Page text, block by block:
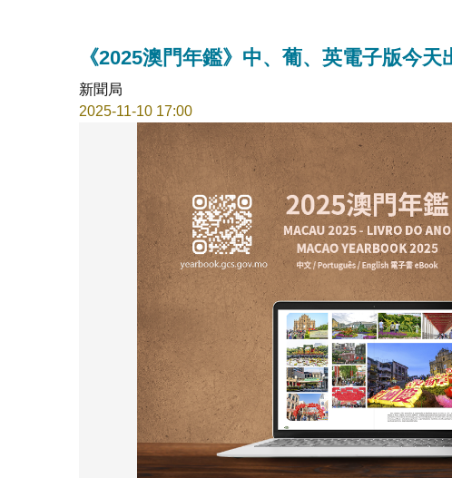
《2025澳門年鑑》中、葡、英電子版今天
新聞局
2025-11-10 17:00